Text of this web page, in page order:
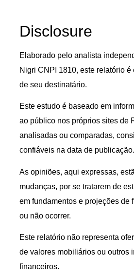
Disclosure
Elaborado pelo analista
Nigri CNPI 1810, este relatório
de seu destinatário.
Este estudo é baseado em
ao público nos próprios sites de
analisadas ou comparadas,
confiáveis na data de publicação.
As opiniões, aqui expressas,
mudanças, por se tratarem de
em fundamentos e projeções de
ou não ocorrer.
Este relatório não representa
de valores mobiliários ou outros
financeiros.